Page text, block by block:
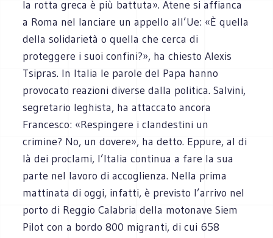
la rotta greca è più battuta». Atene si affianca
a Roma nel lanciare un appello all’Ue: «È quella
della solidarietà o quella che cerca di
proteggere i suoi confini?», ha chiesto Alexis
Tsipras. In Italia le parole del Papa hanno
provocato reazioni diverse dalla politica. Salvini,
segretario leghista, ha attaccato ancora
Francesco: «Respingere i clandestini un
crimine? No, un dovere», ha detto. Eppure, al di
là dei proclami, l’Italia continua a fare la sua
parte nel lavoro di accoglienza. Nella prima
mattinata di oggi, infatti, è previsto l’arrivo nel
porto di Reggio Calabria della motonave Siem
Pilot con a bordo 800 migranti, di cui 658